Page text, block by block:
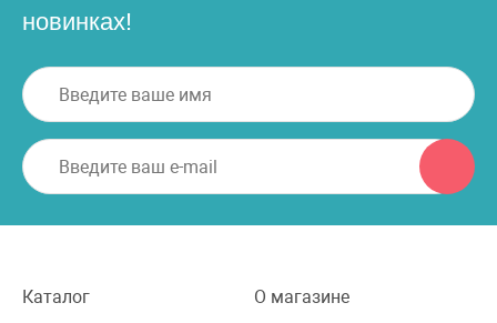
новинках!
Каталог О магазине